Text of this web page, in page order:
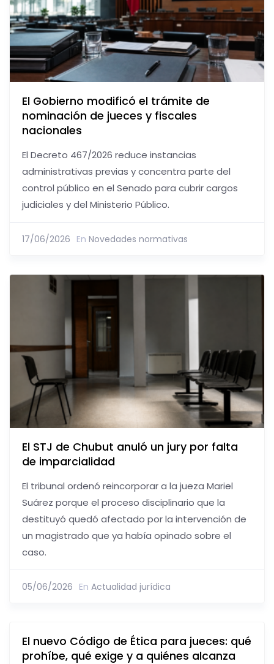
El Gobierno modificó el trámite de
nominación de jueces y fiscales
nacionales
El Decreto 467/2026 reduce instancias
administrativas previas y concentra parte del
control público en el Senado para cubrir cargos
judiciales y del Ministerio Público.
17/06/2026 En Novedades normativas
El STJ de Chubut anuló un jury por falta
de imparcialidad
El tribunal ordenó reincorporar a la jueza Mariel
Suárez porque el proceso disciplinario que la
destituyó quedó afectado por la intervención de
un magistrado que ya había opinado sobre el
caso.
05/06/2026 En Actualidad jurídica
El nuevo Código de Ética para jueces: qué
prohíbe, qué exige y a quiénes alcanza